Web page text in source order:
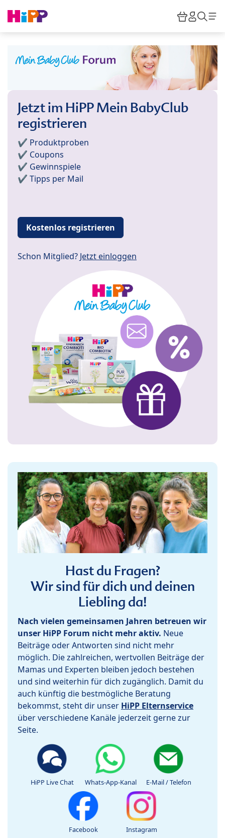
HiPP
Jetzt im HiPP Mein BabyClub
registrieren
✔️ Produktproben
✔️ Coupons
✔️ Gewinnspiele
✔️ Tipps per Mail
Kostenlos registrieren
Schon Mitglied? Jetzt einloggen
Hast du Fragen?
Wir sind für dich und deinen
Liebling da!
Nach vielen gemeinsamen Jahren betreuen wir
unser HiPP Forum nicht mehr aktiv. Neue
Beiträge oder Antworten sind nicht mehr
möglich. Die zahlreichen, wertvollen Beiträge der
Mamas und Experten bleiben jedoch bestehen
und sind weiterhin für dich zugänglich. Damit du
auch künftig die bestmögliche Beratung
bekommst, steht dir unser HiPP Elternservice
über verschiedene Kanäle jederzeit gerne zur
Seite.
HiPP Live Chat Whats-App-Kanal E-Mail / Telefon
Facebook Instagram